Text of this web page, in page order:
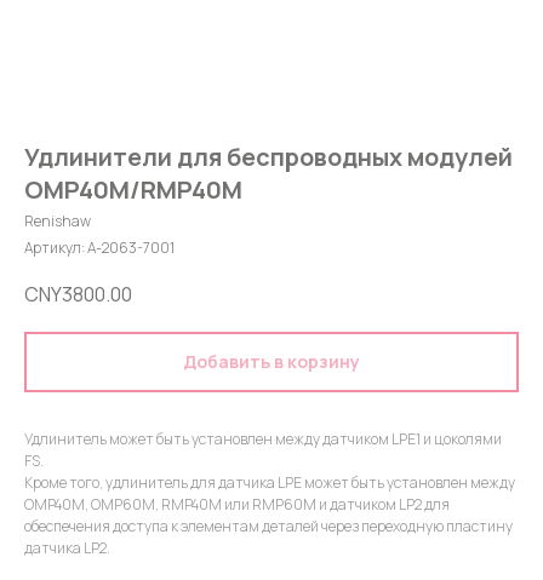
Удлинители для беспроводных модулей
OMP40M/RMP40M
Renishaw
Артикул:A-2063-7001
CNY3800.00
Добавить в корзину
Удлинитель может быть установлен между датчиком LPE1 и цоколями
FS.
Кроме того, удлинитель для датчика LPE может быть установлен между
OMP40M, OMP60M, RMP40M или RMP60M и датчиком LP2 для
обеспечения доступа к элементам деталей через переходную пластину
датчика LP2.